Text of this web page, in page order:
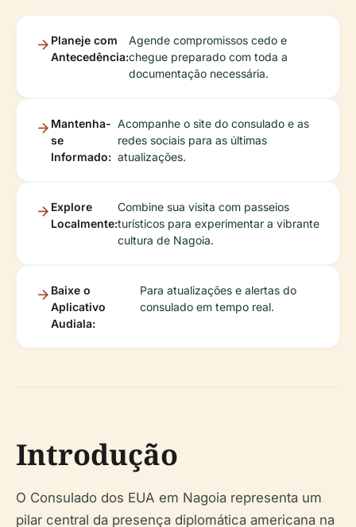
Planeje com
Antecedência:
Agende compromissos cedo e
chegue preparado com toda a
documentação necessária.
Mantenha-
se
Informado:
Acompanhe o site do consulado e as
redes sociais para as últimas
atualizações.
Explore
Localmente:
Combine sua visita com passeios
turísticos para experimentar a vibrante
cultura de Nagoia.
Baixe o
Aplicativo
Audiala:
Para atualizações e alertas do
consulado em tempo real.
Introdução
O Consulado dos EUA em Nagoia representa um
pilar central da presença diplomática americana na